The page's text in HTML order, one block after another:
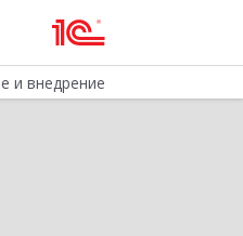
и внедрение